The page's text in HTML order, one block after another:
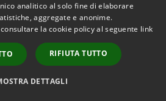
Copyright © 2026 • Comune di
Ferentino • Powered by
Municipium•
Accesso
redazione
analitico al solo fine di elaborare
aggregate e anonime.
la cookie policy al seguente link
RIFIUTA TUTTO
DETTAGLI